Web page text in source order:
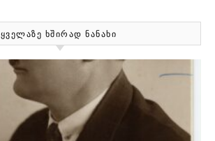
ᲧᲕᲔᲚᲐᲖᲔ ᲮᲨᲘᲠᲐᲓ ᲜᲐᲜᲐᲮᲘ